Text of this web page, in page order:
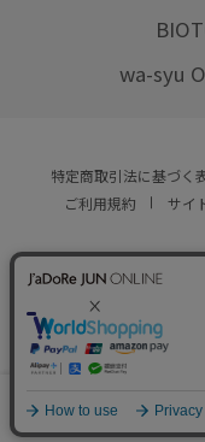
0
wa-syu
特定商取引法に基づく
ご利用規約
サイ
© JUN